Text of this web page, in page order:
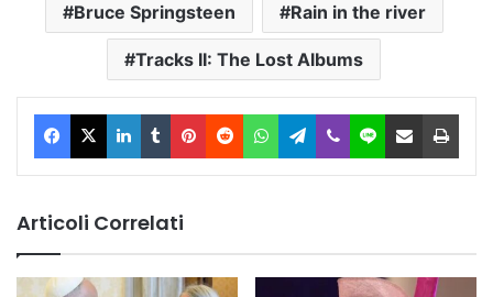
Bruce Springsteen Rain in the river
Tracks II: The Lost Albums
Facebook
X LinkedIn
TumblrPinterest
RedditWhatsAppTelegram
ViberLine Condividi via Email
Articoli Correlati